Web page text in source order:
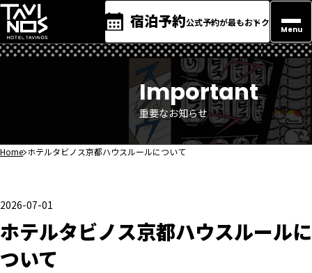
宿泊予約公式予約が最もおトク
Menu
Important
重要なお知らせ
Home ホテルタビノス京都ハウスルールについて
2026-07-01
ホテルタビノス京都ハウスルールに
ついて